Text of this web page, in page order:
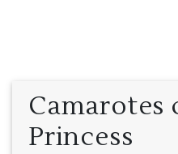
Camarotes
Princess